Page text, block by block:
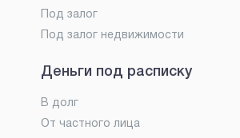
Под залог
Под залог недвижимости
Деньги под расписку
В долг
От частного лица